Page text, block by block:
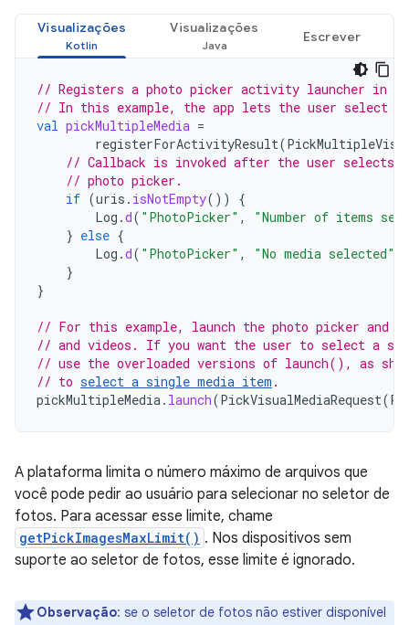
Visualizações Visualizações
Escrever
// Registers a photo picker activity launcher in
// In this example, the app lets the user select
val pickMultipleMedia =
registerForActivityResult(
// Callback is invoked after the user selects
// photo picker.
if (uris . isNotEmpty())
{
Log .d( "PhotoPicker" ,
"Number of items
} else {
Log .d( "PhotoPicker" , "No media selected"
}
}
// For this example, launch the photo picker and
// and videos. If you want the user to select a
// use the overloaded versions of launch(), as
// to select a single media item .
pickMultipleMedia. launch(PickVisualMediaRequest(
A plataforma limita o número máximo de arquivos que
você pode pedir ao usuário para selecionar no seletor de
fotos. Para acessar esse limite, chame
getPickImagesMaxLimit() . Nos dispositivos sem
suporte ao seletor de fotos, esse limite é ignorado.
Observação: se o seletor de fotos não estiver disponível